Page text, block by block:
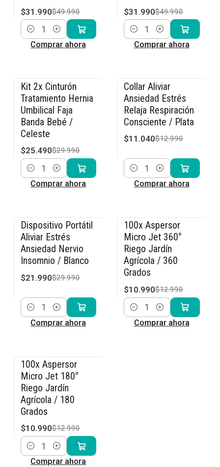
$31.990$49.990
Cantidad
Comprar ahora
$31.990$49.990
Cantidad
Comprar ahora
-15% OFF
Kit 2x Cinturón
Tratamiento Hernia
Umbilical Faja
Banda Bebé /
Celeste
$25.490$29.990
Cantidad
Comprar ahora
-15% OFF
Collar Aliviar
Ansiedad Estrés
Relaja Respiración
Consciente / Plata
$11.040$12.990
Cantidad
Comprar ahora
-27% OFF
Dispositivo Portátil
Aliviar Estrés
Ansiedad Nervio
Insomnio / Blanco
$21.990$29.990
Cantidad
Comprar ahora
-15% OFF
100x Aspersor
Micro Jet 360°
Riego Jardín
Agrícola / 360
Grados
$10.990$12.990
Cantidad
Comprar ahora
-15% OFF
100x Aspersor
Micro Jet 180°
Riego Jardín
Agrícola / 180
Grados
$10.990$12.990
Cantidad
Comprar ahora